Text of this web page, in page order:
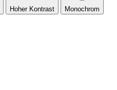
Hoher Kontrast Monochrom